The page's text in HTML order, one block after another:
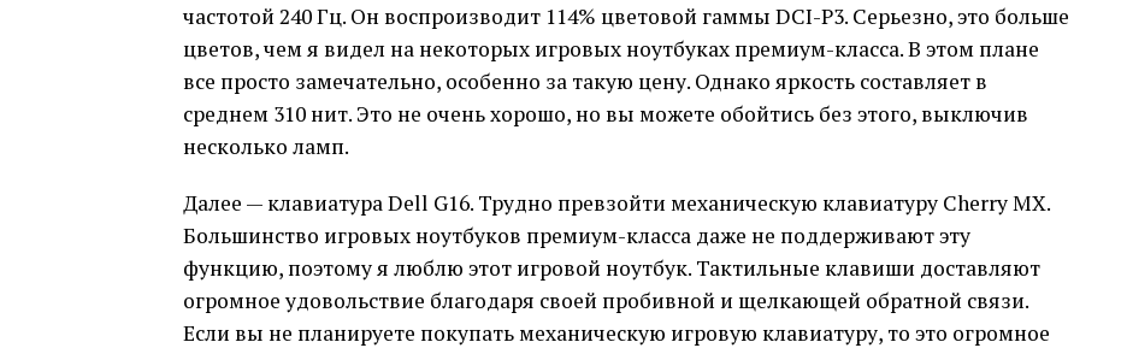
частотой 240 Гц. Он воспроизводит 114% цветовой гаммы DCI-P3. Серьезно, это больше
цветов, чем я видел на некоторых игровых ноутбуках премиум-класса. В этом плане
все просто замечательно, особенно за такую цену. Однако яркость составляет в
среднем 310 нит. Это не очень хорошо, но вы можете обойтись без этого, выключив
несколько ламп.
Далее — клавиатура Dell G16. Трудно превзойти механическую клавиатуру Cherry MX.
Большинство игровых ноутбуков премиум-класса даже не поддерживают эту
функцию, поэтому я люблю этот игровой ноутбук. Тактильные клавиши доставляют
огромное удовольствие благодаря своей пробивной и щелкающей обратной связи.
Если вы не планируете покупать механическую игровую клавиатуру, то это огромное